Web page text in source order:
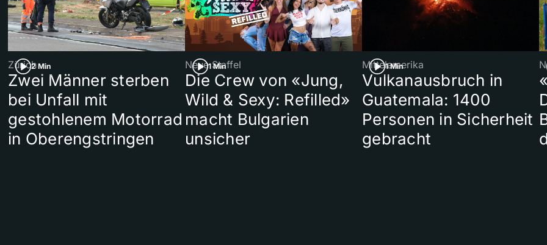
2 Min
Zürich
Zwei Männer sterben
bei Unfall mit
gestohlenem Motorrad
in Oberengstringen
1 Min
Neue Staffel
Die Crew von «Jung,
Wild & Sexy: Refilled»
macht Bulgarien
unsicher
1 Min
Mittelamerika
Vulkanausbruch in
Guatemala: 1400
Personen in Sicherheit
gebracht